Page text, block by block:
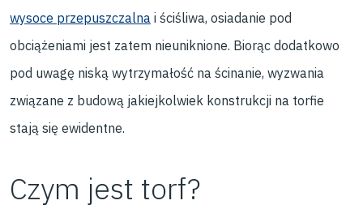
wysoce przepuszczalna i ściśliwa, osiadanie pod
obciążeniami jest zatem nieuniknione. Biorąc dodatkowo
pod uwagę niską wytrzymałość na ścinanie, wyzwania
związane z budową jakiejkolwiek konstrukcji na torfie
stają się ewidentne.
Czym jest torf?